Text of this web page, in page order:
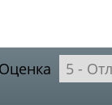
Оценка